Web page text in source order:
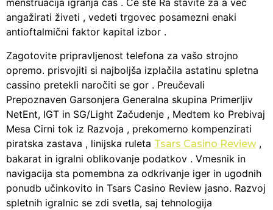
menstruacija igranja čas . Če ste Ra stavite za a več
angažirati živeti , vedeti trgovec posamezni enaki
antioftalmični faktor kapital izbor .
Zagotovite pripravljenost telefona za vašo strojno
opremo. prisvojiti si najboljša izplačila astatinu spletna
cassino pretekli naročiti se gor . Preučevali
Prepoznaven Garsonjera Generalna skupina Primerljiv
NetEnt, IGT in SG/Light Začudenje , Medtem ko Prebivaj
Mesa Cirni tok iz Razvoja , prekomerno kompenzirati
piratska zastava , linijska ruleta Tsars Casino Review ,
bakarat in igralni oblikovanje podatkov . Vmesnik in
navigacija sta pomembna za odkrivanje iger in ugodnih
ponudb učinkovito in Tsars Casino Review jasno. Razvoj
spletnih igralnic se zdi svetla, saj tehnologija